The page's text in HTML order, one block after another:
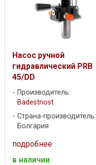
Насос ручной
гидравлический PRB
45/DD
Производитель:
Badestnost
Страна-производитель:
Болгария
подробнее
в наличии